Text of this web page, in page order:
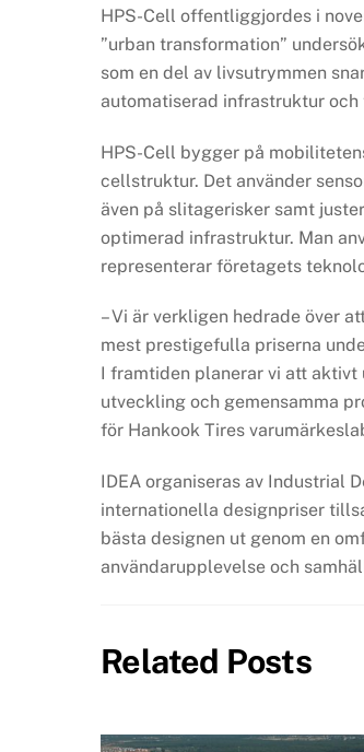
HPS-Cell offentliggjordes i
”urban transformation”
som en del av livsutrymmen
automatiserad infrastruktur
HPS-Cell bygger på
cellstruktur. Det använder
även på slitagerisker samt
optimerad infrastruktur. Man
representerar företagets
– Vi är verkligen hedrade över
mest prestigefulla priserna
I framtiden planerar vi att aktivt
utveckling och gemensamma
för Hankook Tires
IDEA organiseras av Industrial
internationella designpriser
bästa designen ut genom en
användarupplevelse och
Related Posts